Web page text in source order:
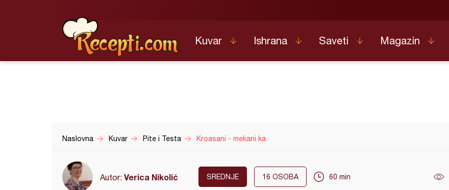
Kuvar Ishrana Saveti Magazin
Naslovna Kuvar Pite i Testa Kroasani - mekani ka
Autor: Verica Nikolić SREDNJE 16 OSOBA 60 min